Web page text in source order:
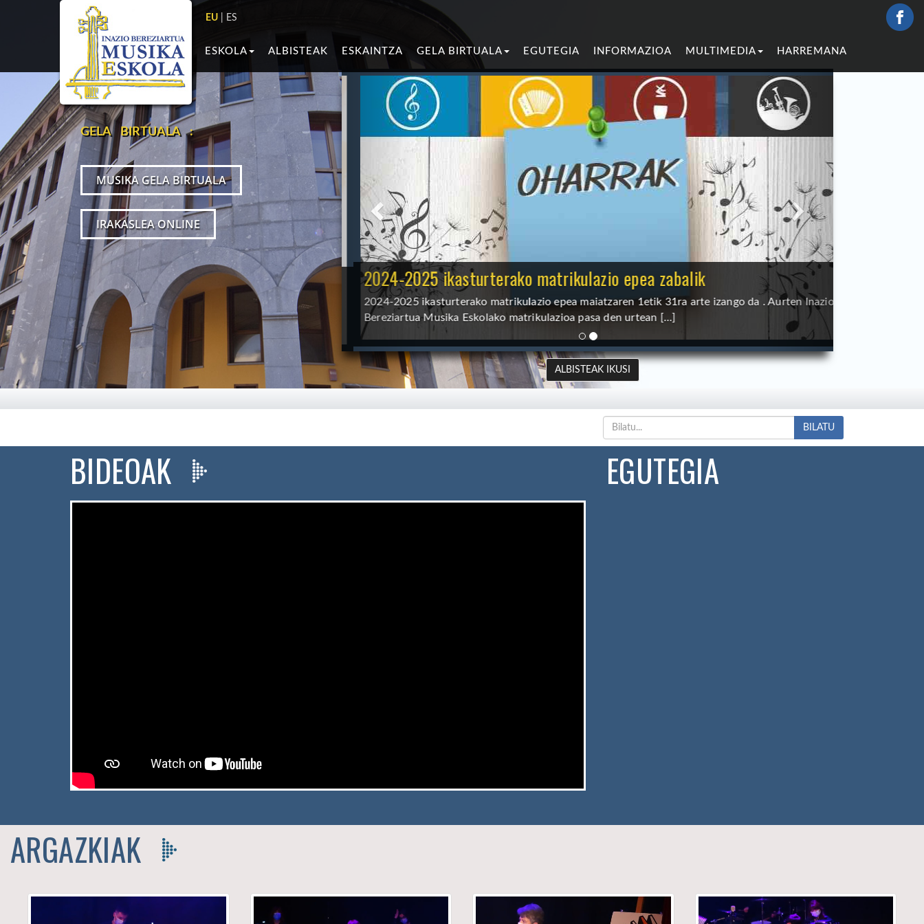
EU ES
ESKOLA ALBISTEAK ESKAINTZA GELA BIRTUALA EGUTEGIA INFORMAZIOA MULTIMEDIA HARREMANA
GELA BIRTUALA :
MUSIKA GELA BIRTUALA
IRAKASLEA ONLINE
2024-2025 ikasturterako matrikulazio epea zabalik
2024-2025 ikasturterako matrikulazio epea maiatzaren 1etik 31ra arte izango da . Aurten Inazio
Bereziartua Musika Eskolako matrikulazioa pasa den urtean […]
ALBISTEAK IKUSI
BILATU
BIDEOAK EGUTEGIA
ARGAZKIAK